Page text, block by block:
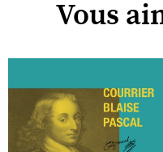
Vous